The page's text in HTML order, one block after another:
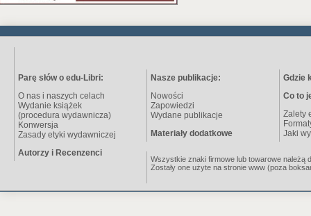
Parę słów o edu-Libri:
O nas i naszych celach
Wydanie książek
(procedura wydawnicza)
Konwersja
Zasady etyki wydawniczej
Autorzy i Recenzenci
Nasze publikacje:
Nowości
Zapowiedzi
Wydane publikacje
Materiały dodatkowe
Gdzie
Co to
Zalety
Jaki
Wszystkie znaki firmowe lub towarowe należą
Zostały one użyte na stronie www (poza